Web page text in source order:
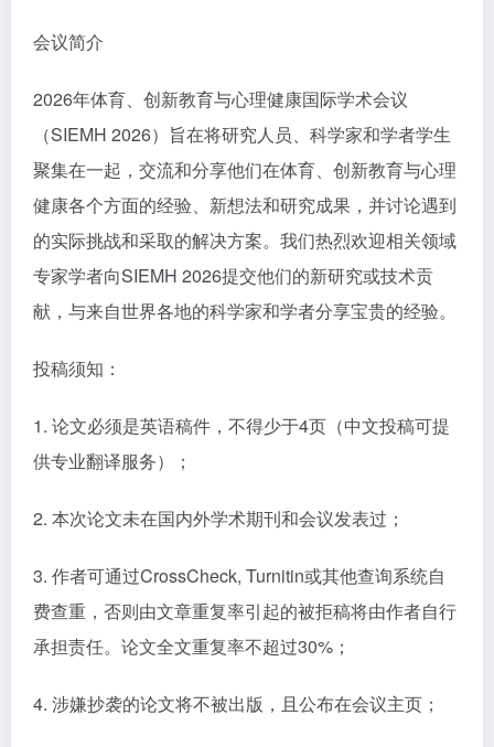
会议简介
2026年体育、创新教育与心理健康国际学术会议
（SIEMH 2026）旨在将研究人员、科学家和学者学生
聚集在一起，交流和分享他们在体育、创新教育与心理
健康各个方面的经验、新想法和研究成果，并讨论遇到
的实际挑战和采取的解决方案。我们热烈欢迎相关领域
专家学者向SIEMH 2026提交他们的新研究或技术贡
献，与来自世界各地的科学家和学者分享宝贵的经验。
投稿须知：
1. 论文必须是英语稿件，不得少于4页（中文投稿可提
供专业翻译服务）；
2. 本次论文未在国内外学术期刊和会议发表过；
3. 作者可通过CrossCheck, Turnitin或其他查询系统自
费查重，否则由文章重复率引起的被拒稿将由作者自行
承担责任。论文全文重复率不超过30%；
4. 涉嫌抄袭的论文将不被出版，且公布在会议主页；